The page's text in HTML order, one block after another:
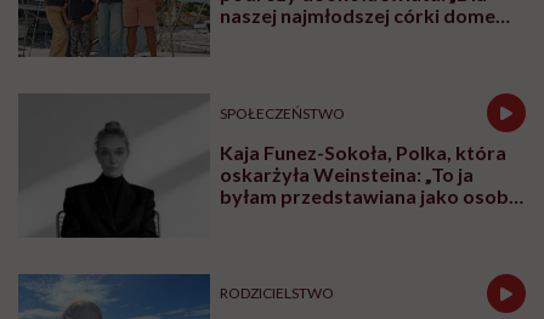
naszej najmłodszej córki domem
SPOŁECZEŃSTWO
Kaja Funez-Sokoła, Polka, która
oskarżyła Weinsteina: „To ja
byłam przedstawiana jako osoba,
RODZICIELSTWO